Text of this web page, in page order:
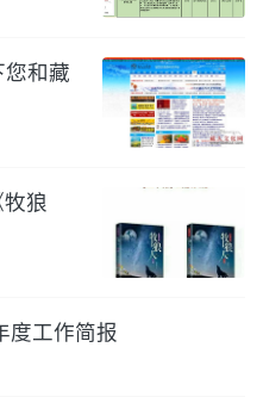
您和藏
狼
度工作简报